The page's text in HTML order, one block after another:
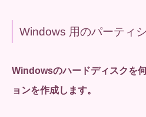
Windows 用のパーティ
Windowsのハードディスクを
ョンを作成します。